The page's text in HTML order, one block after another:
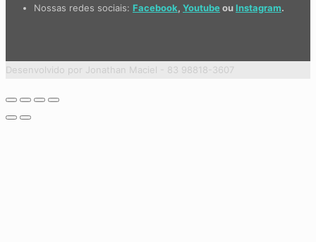
Nossas redes sociais: Facebook, Youtubeou Instagram.
Desenvolvido por Jonathan Maciel - 83 98818-3607